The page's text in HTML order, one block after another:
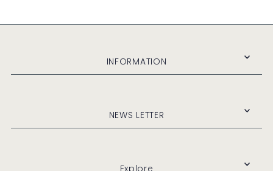
INFORMATION
NEWS LETTER
Explore